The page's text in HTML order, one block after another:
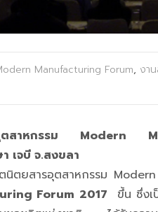
Manufacturing Forum, งา
นค้าอุตสาหกรรม
เจบี จ.สงขลา
ตยสารอุตสาหกรรม
Forum 2017
ขึ้น ซึ่ง